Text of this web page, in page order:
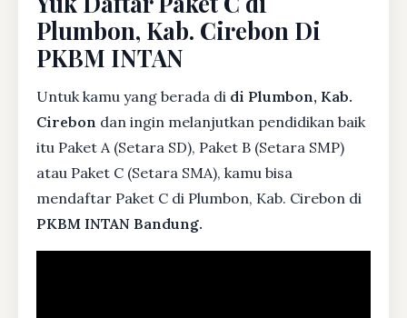
Plumbon, Kab. Cirebon Di
PKBM INTAN
Untuk kamu yang berada di di Plumbon, Kab.
Cirebon dan ingin melanjutkan pendidikan baik
itu Paket A (Setara SD), Paket B (Setara SMP)
atau Paket C (Setara SMA), kamu bisa
mendaftar Paket C di Plumbon, Kab. Cirebon di
PKBM INTAN Bandung.